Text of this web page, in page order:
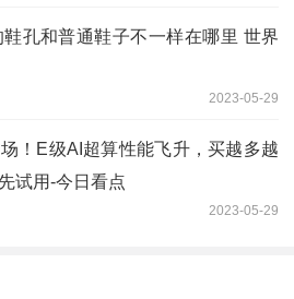
孔和普通鞋子不一样在哪里 世界
2023-05-29
！E级AI超算性能飞升，买越多越
试用-今日看点
2023-05-29